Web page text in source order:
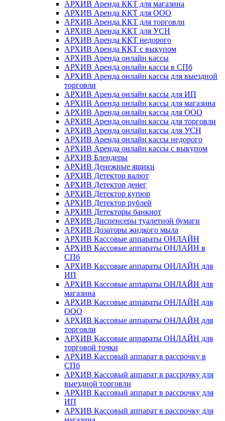
АРХИВ Аренда ККТ для магазина
АРХИВ Аренда ККТ для ООО
АРХИВ Аренда ККТ для торговли
АРХИВ Аренда ККТ для УСН
АРХИВ Аренда ККТ недорого
АРХИВ Аренда ККТ с выкупом
АРХИВ Аренда онлайн кассы
АРХИВ Аренда онлайн кассы в СПб
АРХИВ Аренда онлайн кассы для выездной
торговли
АРХИВ Аренда онлайн кассы для ИП
АРХИВ Аренда онлайн кассы для магазина
АРХИВ Аренда онлайн кассы для ООО
АРХИВ Аренда онлайн кассы для торговли
АРХИВ Аренда онлайн кассы для УСН
АРХИВ Аренда онлайн кассы недорого
АРХИВ Аренда онлайн кассы с выкупом
АРХИВ Блендеры
АРХИВ Денежные ящики
АРХИВ Детектор валют
АРХИВ Детектор денег
АРХИВ Детектор купюр
АРХИВ Детектор рублей
АРХИВ Детекторы банкнот
АРХИВ Диспенсеры туалетной бумаги
АРХИВ Дозаторы жидкого мыла
АРХИВ Кассовые аппараты ОНЛАЙН
АРХИВ Кассовые аппараты ОНЛАЙН в
СПб
АРХИВ Кассовые аппараты ОНЛАЙН для
ИП
АРХИВ Кассовые аппараты ОНЛАЙН для
магазина
АРХИВ Кассовые аппараты ОНЛАЙН для
ООО
АРХИВ Кассовые аппараты ОНЛАЙН для
торговли
АРХИВ Кассовые аппараты ОНЛАЙН для
торговой точки
АРХИВ Кассовый аппарат в рассрочку в
СПб
АРХИВ Кассовый аппарат в рассрочку для
выездной торговли
АРХИВ Кассовый аппарат в рассрочку для
ИП
АРХИВ Кассовый аппарат в рассрочку для